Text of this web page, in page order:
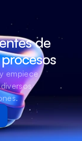
de
empiece